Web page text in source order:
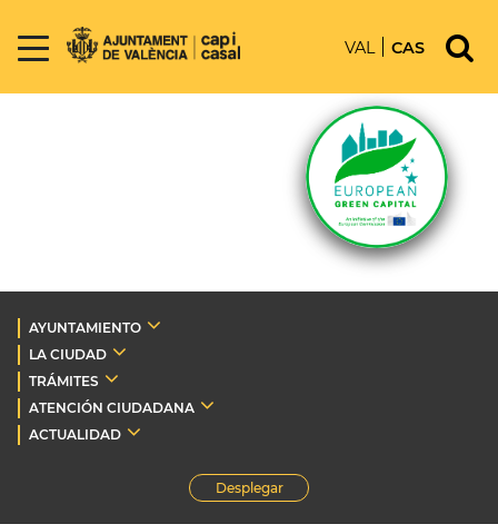
VAL CAS
AYUNTAMIENTO
LA CIUDAD
TRÁMITES
ATENCIÓN CIUDADANA
ACTUALIDAD
Desplegar